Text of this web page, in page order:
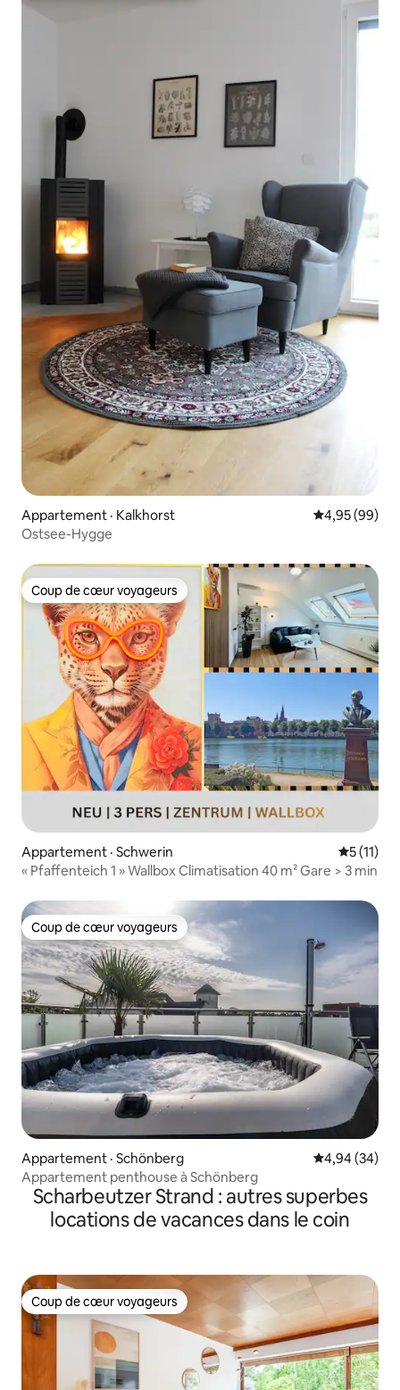
Appartement · Kalkhorst Note
4,95 (99)
Ostsee-Hygge
Coup de cœur voyageurs
Coup de cœur voyageurs
Appartement · Schwerin Note
5 (11)
« Pfaffenteich 1 » Wallbox Climatisation 40 m² Gare > 3 min
Coup de cœur voyageurs
Coup de cœur voyageurs
Appartement · Schönberg Note
4,94 (34)
Appartement penthouse à Schönberg
Scharbeutzer Strand : autres superbes
locations de vacances dans le coin
Coup de cœur voyageurs
Coup de cœur voyageurs